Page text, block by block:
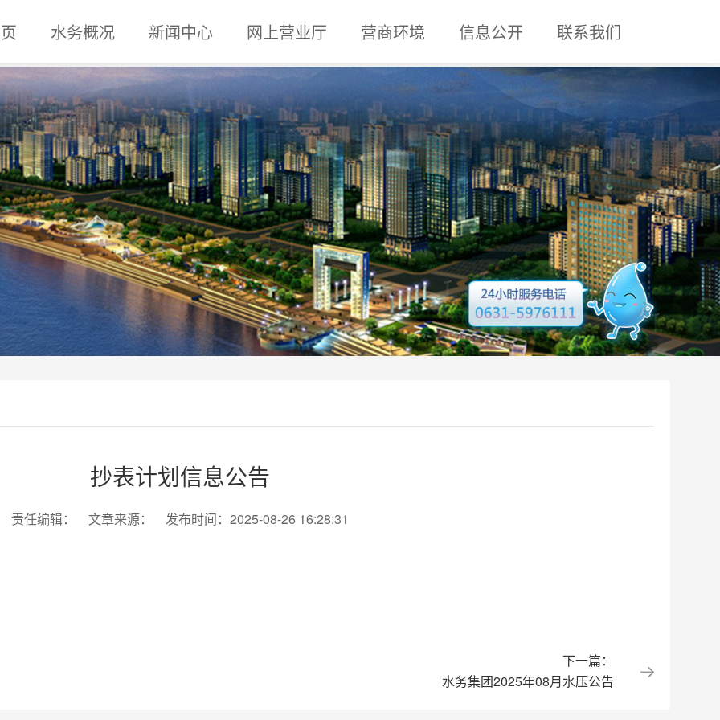
水务概况
企业概况
组织机构
内设机构
企业文化
新闻中心 网上营业厅 营商环境 信息公开 联系我们
抄表计划信息公告
责任编辑： 文章来源： 发布时间：2025-08-26 16:28:31
下一篇：
水务集团2025年08月水压公告